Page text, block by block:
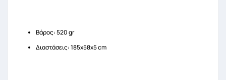
Βάρος: 520 gr
Διαστάσεις: 185x58x5 cm